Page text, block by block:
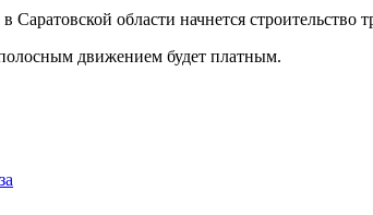
области начнется
движением будет платным.